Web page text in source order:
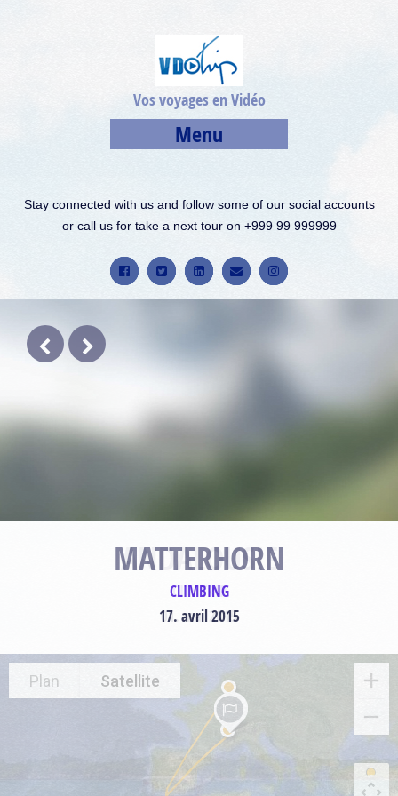
Vos voyages en Vidéo
Menu
Stay connected with us and follow some of our social accounts
or call us for take a next tour on +999 99 999999
MATTERHORN
CLIMBING
17. avril 2015
Plan Satellite